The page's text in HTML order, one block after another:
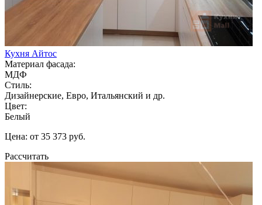
Кухня Айтос
Материал фасада:
МДФ
Стиль:
Дизайнерские, Евро, Итальянский и др.
Цвет:
Белый
Цена: от 35 373 руб.
Рассчитать